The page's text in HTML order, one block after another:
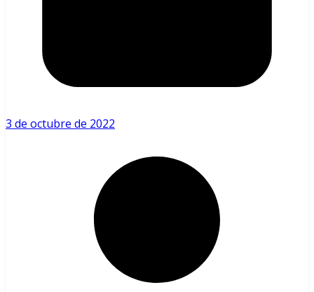
3 de octubre de 2022